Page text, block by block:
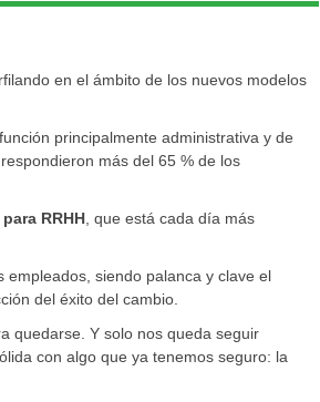
en el ámbito de los nuevos modelos
principalmente administrativa y de
más del 65 % de los
RRHH, que está cada día más
siendo palanca y clave el
del éxito del cambio.
quedarse. Y solo nos queda seguir
con algo que ya tenemos seguro: la